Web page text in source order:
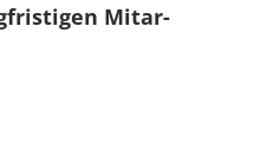
Mit­ar­